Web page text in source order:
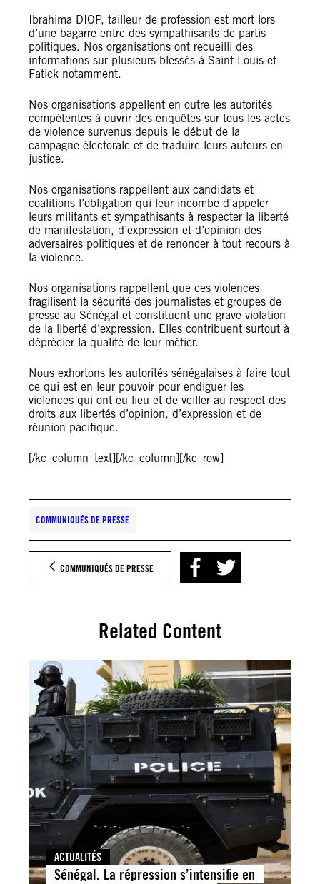
Ibrahima DIOP, tailleur de profession est mort lors
d’une bagarre entre des sympathisants de partis
politiques. Nos organisations ont recueilli des
informations sur plusieurs blessés à Saint-Louis et
Fatick notamment.
Nos organisations appellent en outre les autorités
compétentes à ouvrir des enquêtes sur tous les actes
de violence survenus depuis le début de la
campagne électorale et de traduire leurs auteurs en
justice.
Nos organisations rappellent aux candidats et
coalitions l’obligation qui leur incombe d’appeler
leurs militants et sympathisants à respecter la liberté
de manifestation, d’expression et d’opinion des
adversaires politiques et de renoncer à tout recours à
la violence.
Nos organisations rappellent que ces violences
fragilisent la sécurité des journalistes et groupes de
presse au Sénégal et constituent une grave violation
de la liberté d’expression. Elles contribuent surtout à
déprécier la qualité de leur métier.
Nous exhortons les autorités sénégalaises à faire tout
ce qui est en leur pouvoir pour endiguer les
violences qui ont eu lieu et de veiller au respect des
droits aux libertés d’opinion, d’expression et de
réunion pacifique.
[/kc_column_text][/kc_column][/kc_row]
COMMUNIQUÉS DE PRESSE
COMMUNIQUÉS DE PRESSE
Related Content
ACTUALITÉS
Sénégal. La répression s’intensifie en